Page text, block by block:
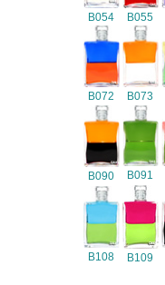
B054 B055
B072 B073
B090 B091
B108 B109